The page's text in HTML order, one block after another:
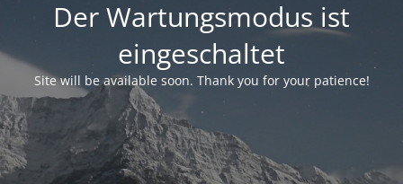
Der Wartungsmodus ist
eingeschaltet
Site will be available soon. Thank you for your patience!